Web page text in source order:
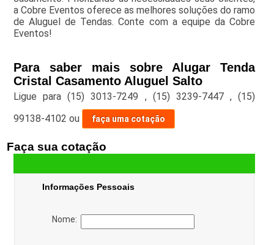
a Cobre Eventos oferece as melhores soluções do ramo
de Aluguel de Tendas. Conte com a equipe da Cobre
Eventos!
Para saber mais sobre Alugar Tenda
Cristal Casamento Aluguel Salto
Ligue para(15) 3013-7249 , (15) 3239-7447 ,(15)
99138-4102 ou faça uma cotação
Faça sua cotação
Informações Pessoais
Nome: